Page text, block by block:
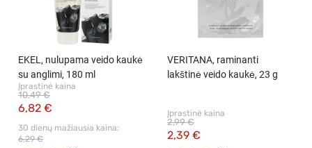
EKEL, nulupama veido kaukė
su anglimi, 180 ml
Įprastinė kaina
6,82 €
10,49 €
30 dienų mažiausia kaina:
6,29 €
VERITANA, raminanti
lakštinė veido kaukė, 23 g
Įprastinė kaina
2,39 €
2,99 €